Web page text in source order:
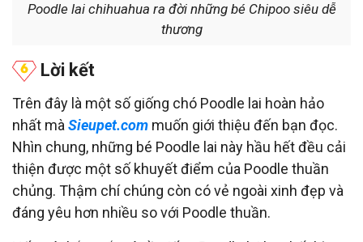
Poodle lai chihuahua ra đời những bé Chipoo siêu dễ
thương
Lời kết
Trên đây là một số giống chó Poodle lai hoàn hảo
nhất mà Sieupet.com muốn giới thiệu đến bạn đọc.
Nhìn chung, những bé Poodle lai này hầu hết đều cải
thiện được một số khuyết điểm của Poodle thuần
chủng. Thậm chí chúng còn có vẻ ngoài xinh đẹp và
đáng yêu hơn nhiều so với Poodle thuần.